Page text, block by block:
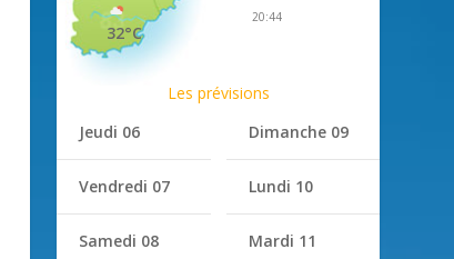
32°C
20:44
Les prévisions
Jeudi 06
Vendredi 07
Samedi 08
Dimanche 09
Lundi 10
Mardi 11